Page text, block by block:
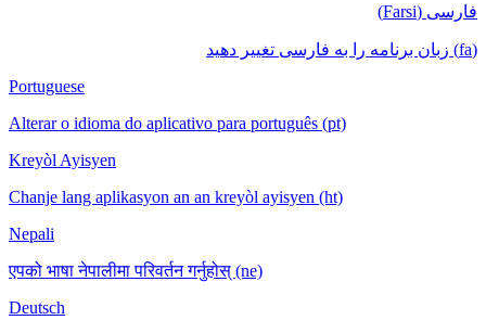
فارسی (Farsi)
(fa) زبان برنامه را به فارسی تغییر دهید
Portuguese
Alterar o idioma do aplicativo para português (pt)
Kreyòl Ayisyen
Chanje lang aplikasyon an an kreyòl ayisyen (ht)
Nepali
एपको भाषा नेपालीमा परिवर्तन गर्नुहोस् (ne)
Deutsch